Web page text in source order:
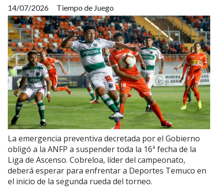
Tiempo de Juego
14/07/2026
La emergencia preventiva decretada por el Gobierno
obligó a la ANFP a suspender toda la 16ª fecha de la
Liga de Ascenso. Cobreloa, líder del campeonato,
deberá esperar para enfrentar a Deportes Temuco en
el inicio de la segunda rueda del torneo.